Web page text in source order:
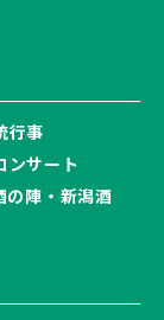
行事
ンサート
の陣・新潟酒